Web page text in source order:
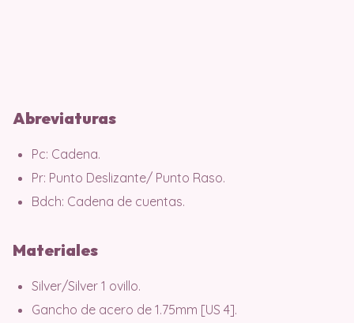
Abreviaturas
Pc: Cadena.
Pr: Punto Deslizante/ Punto Raso.
Bdch: Cadena de cuentas.
Materiales
Silver/Silver 1 ovillo.
Gancho de acero de 1.75mm [US 4].